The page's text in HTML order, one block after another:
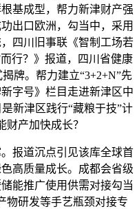
基成型，帮力新津财产强
出口欧洲，勾当中，采用
四川旧事联《智制工场若
行？》报道，四川省健康
牌。帮力建立“3+2+N”先
字号》栏目走进新津区中
新津区践行“藏粮于技”计
产加快成长？
报道沉点引见该库全球首
高质量成长。成都会省级
能推广使用供需对接勾当
物研发等手艺瓶颈对接专